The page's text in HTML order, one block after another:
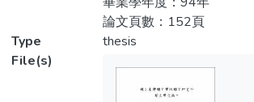
在基本體能的伏地挺
屈身轉體、十二分鐘跑、
跑的六個變項中有明顯的
而引體向上、垂直跳二個
the result could be as a
movement.
According to the
this research are as follows:
論文頁數：152頁
Type
thesis
File(s)